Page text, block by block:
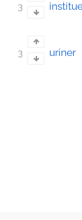
3
3 uriner